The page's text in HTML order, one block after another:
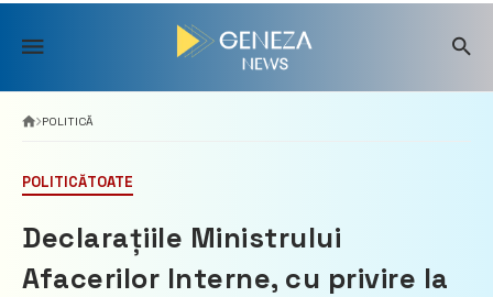
Skip
content
POLITICĂ
POLITICĂTOATE
Declarațiile Ministrului
Afacerilor Interne, cu privire la